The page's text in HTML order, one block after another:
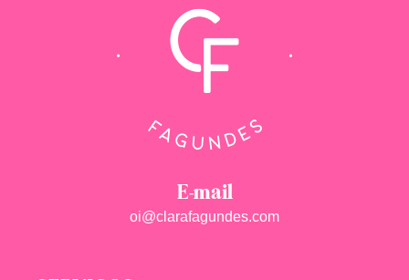
E-mail
oi@clarafagundes.com